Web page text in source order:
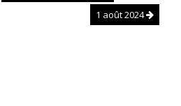
1 août 2024